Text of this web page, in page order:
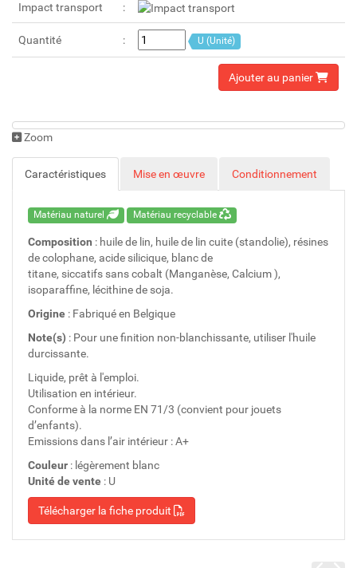
Impact transport
Quantité U (Unité)
Ajouter au panier
Zoom
Caractéristiques Mise en œuvre Conditionnement
Matériau naturel Matériau recyclable
Composition : huile de lin, huile de lin cuite (standolie), résines
de colophane, acide silicique, blanc de
titane, siccatifs sans cobalt (Manganèse, Calcium ),
isoparaffine, lécithine de soja.
Origine : Fabriqué en Belgique
Note(s) : Pour une finition non-blanchissante, utiliser l'huile
durcissante.
Liquide, prêt à l'emploi.
Utilisation en intérieur.
Conforme à la norme EN 71/3 (convient pour jouets
d’enfants).
Emissions dans l’air intérieur : A+
Couleur : légèrement blanc
Unité de vente : U
Télécharger la fiche produit